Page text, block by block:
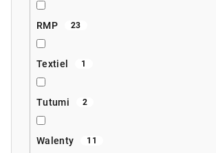
RMP 23
Textiel 1
Tutumi 2
Walenty 11